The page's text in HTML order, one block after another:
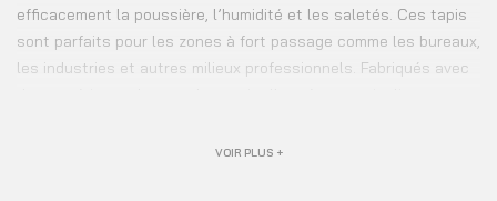
efficacement la poussière, l’humidité et les saletés. Ces tapis
sont parfaits pour les zones à fort passage comme les bureaux,
les industries et autres milieux professionnels. Fabriqués avec
et leur dos antidérapant réduisent les risques de glissade. Ils
VOIR PLUS +